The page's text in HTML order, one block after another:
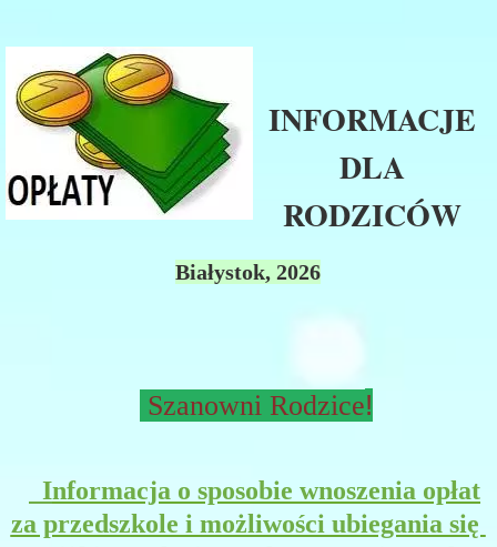
INFORMACJE
DLA
RODZICÓW
Białystok, 2026
Szanowni Rodzice!
Informacja o sposobie wnoszenia opłat
za przedszkole i możliwości ubiegania się